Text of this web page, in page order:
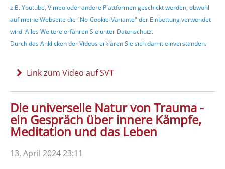
z.B. Youtube, Vimeo oder andere Plattformen geschickt werden, obwohl
auf meine Webseite die "No-Cookie-Variante" der Einbettung verwendet
wird. Alles Weitere erfähren Sie unter Datenschutz.
Durch das Anklicken der Videos erklären Sie sich damit einverstanden.
Link zum Video auf SVT
Die universelle Natur von Trauma -
ein Gespräch über innere Kämpfe,
Meditation und das Leben
13. April 2024 23:11